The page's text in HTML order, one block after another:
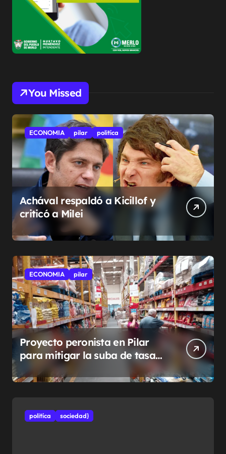
You Missed
ECONOMIA pilar politíca
Achával respaldó a Kicillof y
criticó a Milei
ECONOMIA pilar
Proyecto peronista en Pilar
para mitigar la suba de tasas
municipales
politíca sociedad}